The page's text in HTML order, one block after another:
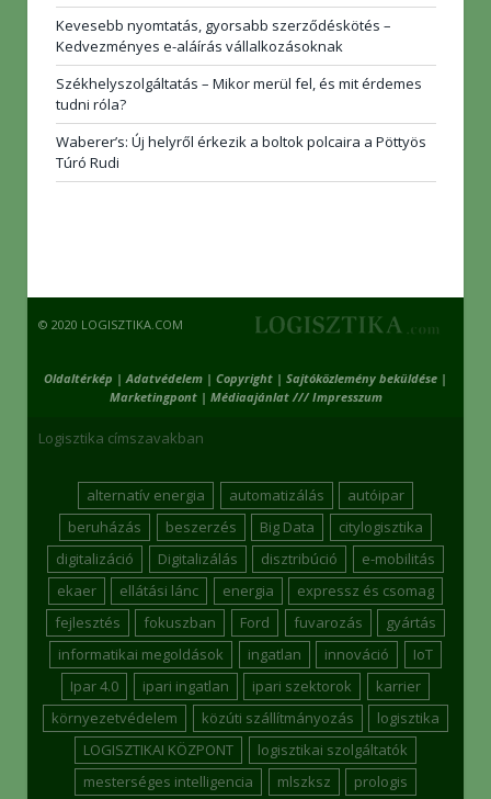
Kevesebb nyomtatás, gyorsabb szerződéskötés –
Kedvezményes e-aláírás vállalkozásoknak
Székhelyszolgáltatás – Mikor merül fel, és mit érdemes
tudni róla?
Waberer’s: Új helyről érkezik a boltok polcaira a Pöttyös
Túró Rudi
© 2020 LOGISZTIKA.COM
Oldaltérkép |Adatvédelem | Copyright | Sajtóközlemény beküldése |
Marketingpont| Médiaajánlat /// Impresszum
Logisztika címszavakban
alternatív energia automatizálás
autóipar
beruházás
beszerzés Big Data
citylogisztika
digitalizáció
Digitalizálás disztribúció
e-mobilitás
ekaer
ellátási lánc energia
expressz és csomag
fejlesztés
fokuszban Ford fuvarozás
gyártás
informatikai megoldások
ingatlan innováció
IoT
Ipar 4.0
ipari ingatlan ipari szektorok
karrier
környezetvédelem
közúti szállítmányozás
logisztika
LOGISZTIKAI KÖZPONT
logisztikai szolgáltatók
mesterséges intelligencia
mlszksz
prologis